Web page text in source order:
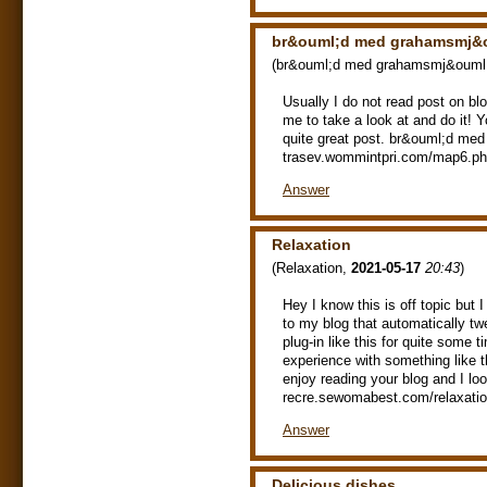
br&ouml;d med
(br&ouml;d med
Usually I do not read post on
me to take a look at and do it!
quite great post. br&ouml;d
trasev.wommintpri.com/
Answer
Relaxation
(Relaxation, 2021-05-17 20:43)
Hey I know this is off topic but
to my blog that automatically
plug-in like this for quite some
experience with something like
enjoy reading your blog and I
recre.sewomabest.com/
Answer